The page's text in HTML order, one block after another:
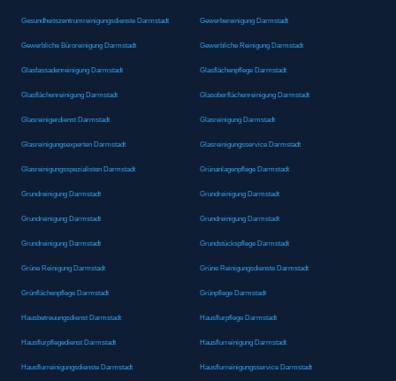
Gesundheitszentrumreinigungsdienste Darmstadt Gewerbereinigung Darmstadt
Gewerbliche Büroreinigung Darmstadt Gewerbliche Reinigung Darmstadt
Glasfassadenreinigung Darmstadt Glasflächenpflege Darmstadt
Glasflächenreinigung Darmstadt Glasoberflächenreinigung Darmstadt
Glasreinigerdienst Darmstadt Glasreinigung Darmstadt
Glasreinigungsexperten Darmstadt Glasreinigungsservice Darmstadt
Glasreinigungsspezialisten Darmstadt Grünanlagenpflege Darmstadt
Grundreinigung Darmstadt Grundreinigung Darmstadt
Grundreinigung Darmstadt Grundreinigung Darmstadt
Grundreinigung Darmstadt Grundstückspflege Darmstadt
Grüne Reinigung Darmstadt Grüne Reinigungsdienste Darmstadt
Grünflächenpflege Darmstadt Grünpflege Darmstadt
Hausbetreuungsdienst Darmstadt Hausflurpflege Darmstadt
Hausflurpflegedienst Darmstadt Hausflurreinigung Darmstadt
Hausflurreinigungsdienste Darmstadt Hausflurreinigungsservice Darmstadt